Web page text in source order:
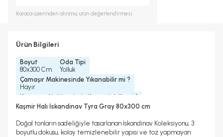
Karaca üzerinden alınmış ürün değerlendirmesi.
Ürün Bilgileri
Boyut
80x300 Cm
Oda Tipi
Yolluk
Çamaşır Makinesinde Yıkanabilir mi ?
Hayır
Kurutma Makinesinde Kurutulabilir mi ?
Hayır
Hayır
2, 4
Kaşmir Halı İskandinav Tyra Gray 80x300 cm
Doğal tonların sadeliğiyle tasarlanan İskandinav Koleksiyonu, 3
boyutlu dokusu, kolay temizlenebilir yapısı ve toz yapmayan